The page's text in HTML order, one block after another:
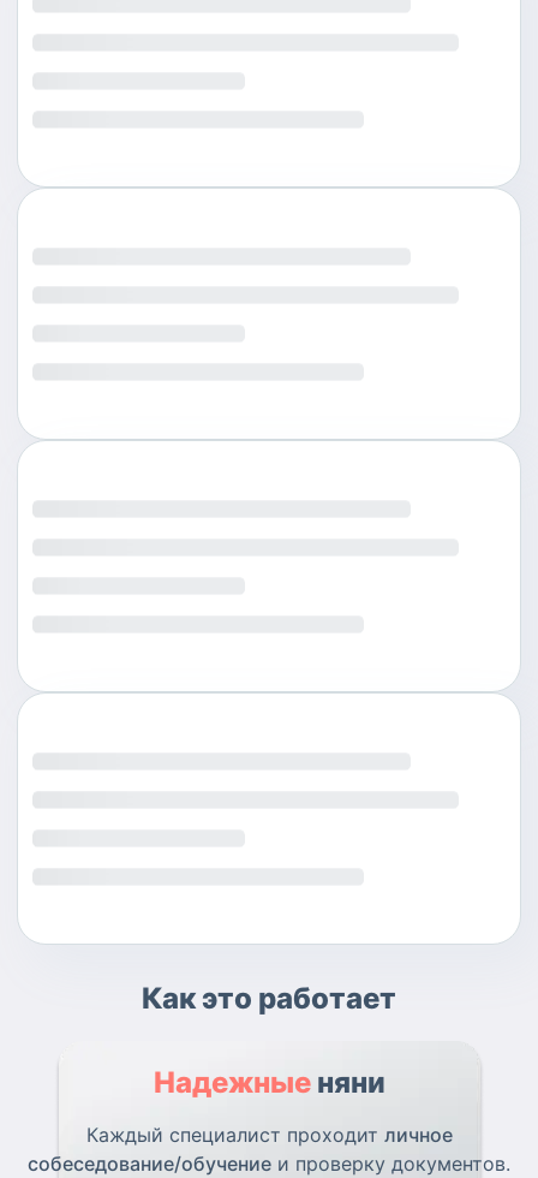
Как это работает
Надежные няни
Каждый специалист проходит личное
собеседование/обучение и проверку документов.